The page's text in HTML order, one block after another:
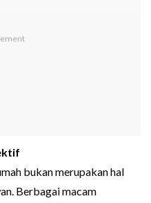
bukan merupakan hal
Berbagai macam